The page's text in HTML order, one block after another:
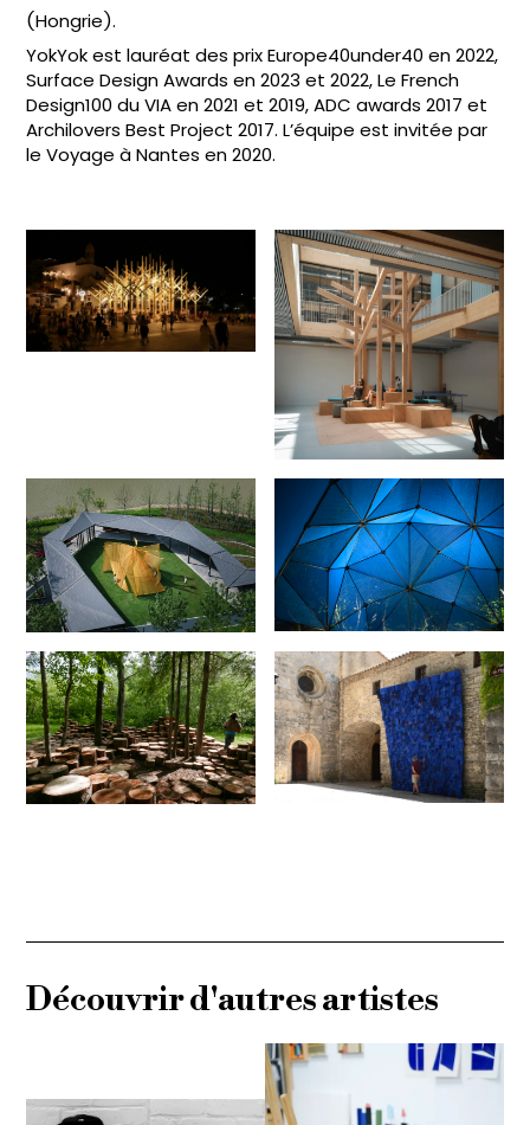
(Hongrie).
YokYok est lauréat des prix Europe40under40 en 2022,
Surface Design Awards en 2023 et 2022, Le French
Design100 du VIA en 2021 et 2019, ADC awards 2017 et
Archilovers Best Project 2017. L’équipe est invitée par
le Voyage à Nantes en 2020.
Découvrir d'autres artistes